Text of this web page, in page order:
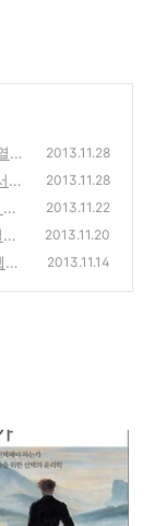
2013.11.28
2013.11.28
2013.11.22
2013.11.20
2013.11.14